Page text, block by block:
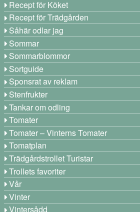
Recept för Köket
Recept för Trädgården
Såhär odlar jag
Sommar
Sommarblommor
Sortguide
Sponsrat av reklam
Stenfrukter
Tankar om odling
Tomater
Tomater – Vinterns Tomater
Tomatplan
Trädgårdstrollet Turistar
Trollets favoriter
Vår
Vinter
Vintersådd